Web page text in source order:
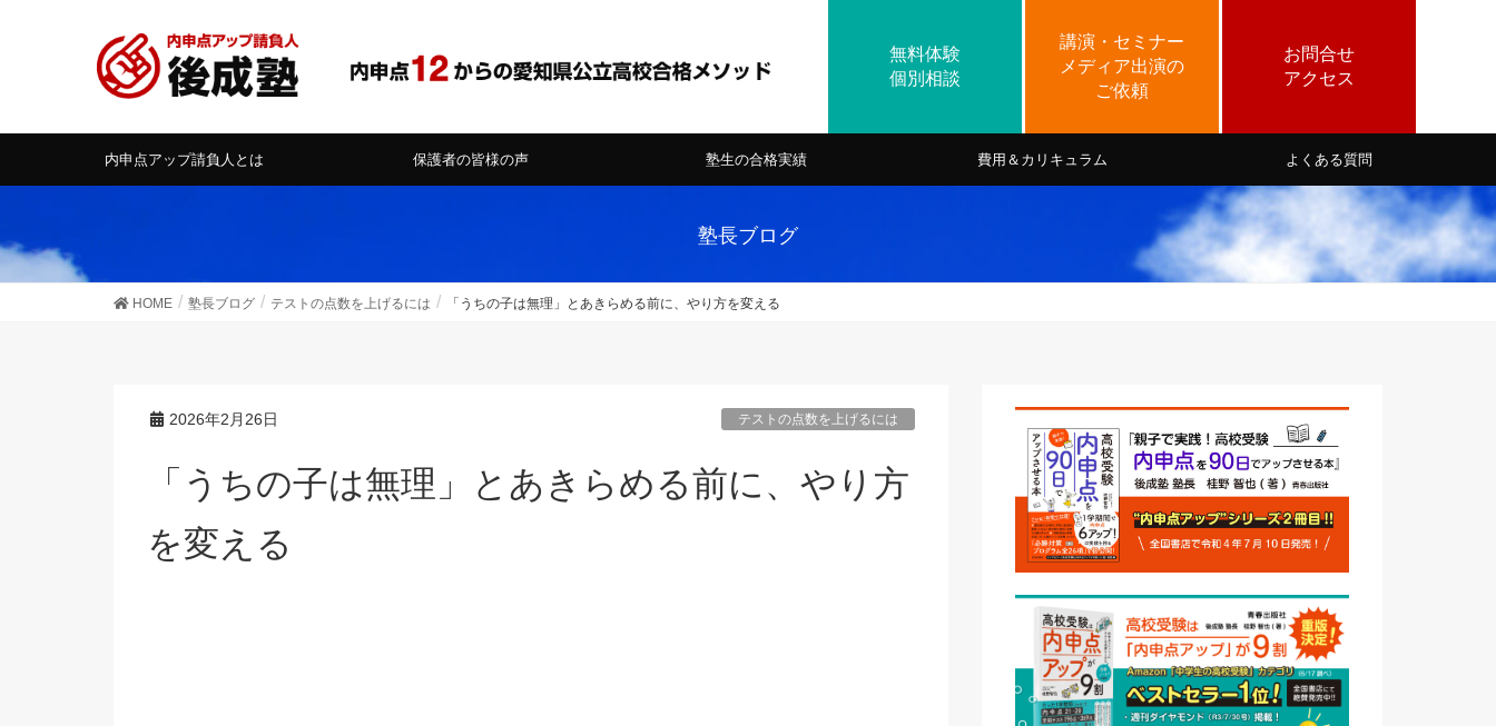
内申点アップ請負人とは 保護者の皆様の声 塾生の合格実績 費用＆カリキュラム よくある質問
塾長ブログ
HOME 塾長ブログ テストの点数を上げるには 「うちの子は無理」とあきらめる前に、やり方を変える
2026年2月26日 テストの点数を上げるには
「うちの子は無理」とあきらめる前に、やり方
を変える